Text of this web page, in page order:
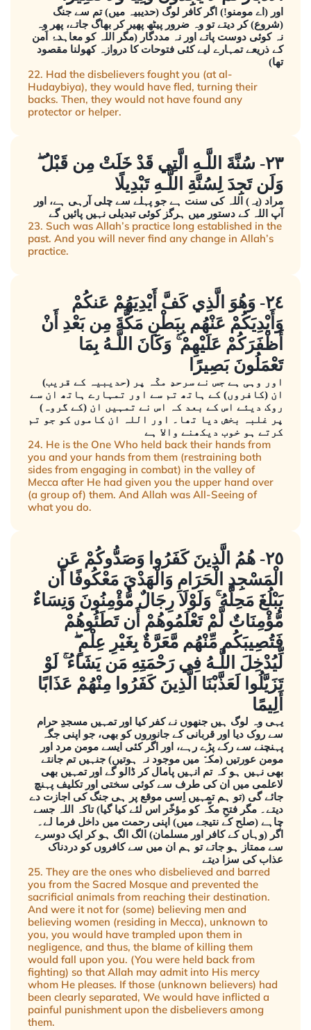
اور (اے مومنو!) اگر کافر لوگ (حدیبیہ میں) تم سے جنگ
(شروع) کر دیتے تو وہ ضرور پیٹھ پھیر کر بھاگ جاتے، پھر وہ
نہ کوئی دوست پاتے اور نہ مددگار (مگر اللہ کو معاہدۂ اَمن
کے ذریعے تمہارے لیے کئی فتوحات کا دروازہ کھولنا مقصود
تھا)
22. Had the disbelievers fought you (at al-
Hudaybiya), they would have fled, turning their
backs. Then, they would not have found any
protector or helper.
٢٣- سُنَّةَ اللَّـهِ الَّتِي قَدْ خَلَتْ مِن قَبْلُ ۖ
وَلَن تَجِدَ لِسُنَّةِ اللَّـهِ تَبْدِيلًا
مراد (یہ) اللہ کی سنت ہے جو پہلے سے چلی آرہی ہے، اور
آپ اللہ کے دستور میں ہرگز کوئی تبدیلی نہیں پائیں گے
23. Such was Allah’s practice long established in the
past. And you will never find any change in Allah’s
practice.
٢٤- وَهُوَ الَّذِي كَفَّ أَيْدِيَهُمْ عَنكُمْ
وَأَيْدِيَكُمْ عَنْهُم بِبَطْنِ مَكَّةَ مِن بَعْدِ أَنْ
أَظْفَرَكُمْ عَلَيْهِمْ ۚ وَكَانَ اللَّـهُ بِمَا
تَعْمَلُونَ بَصِيرًا
اور وہی ہے جس نے سرحدِ مکّہ پر (حدیبیہ کے قریب)
ان (کافروں) کے ہاتھ تم سے اور تمہارے ہاتھ ان سے
روک دیئے اس کے بعد کہ اس نے تمہیں ان (کے گروہ)
پر غلبہ بخش دیا تھا۔ اور اللہ ان کاموں کو جو تم
کرتے ہو خوب دیکھنے والا ہے
24. He is the One Who held back their hands from
you and your hands from them (restraining both
sides from engaging in combat) in the valley of
Mecca after He had given you the upper hand over
(a group of) them. And Allah was All-Seeing of
what you do.
٢٥- هُمُ الَّذِينَ كَفَرُوا وَصَدُّوكُمْ عَنِ
الْمَسْجِدِ الْحَرَامِ وَالْهَدْيَ مَعْكُوفًا أَن
يَبْلُغَ مَحِلَّهُ ۚ وَلَوْلَا رِجَالٌ مُّؤْمِنُونَ وَنِسَاءٌ
مُّؤْمِنَاتٌ لَّمْ تَعْلَمُوهُمْ أَن تَطَئُوهُمْ
فَتُصِيبَكُم مِّنْهُم مَّعَرَّةٌ بِغَيْرِ عِلْمٍ ۖ
لِّيُدْخِلَ اللَّـهُ فِي رَحْمَتِهِ مَن يَشَاءُ ۚ لَوْ
تَزَيَّلُوا لَعَذَّبْنَا الَّذِينَ كَفَرُوا مِنْهُمْ عَذَابًا
أَلِيمًا
یہی وہ لوگ ہیں جنھوں نے کفر کیا اور تمہیں مسجدِ حرام
سے روک دیا اور قربانی کے جانوروں کو بھی، جو اپنی جگہ
پہنچنے سے رکے پڑے رہے، اور اگر کئی ایسے مومن مرد اور
مومن عورتیں (مکہّ میں موجود نہ ہوتیں) جنہیں تم جانتے
بھی نہیں ہو کہ تم انہیں پامال کر ڈالو گے اور تمہیں بھی
لاعلمی میں ان کی طرف سے کوئی سختی اور تکلیف پہنچ
جائے گی (تو ہم تمہیں اِسی موقع پر ہی جنگ کی اجازت دے
دیتے۔ مگر فتحِ مکّہ کو مؤخّر اس لئے کیا گیا) تاکہ اللہ جسے
چاہے (صلح کے نتیجے میں) اپنی رحمت میں داخل فرما لے۔
اگر (وہاں کے کافر اور مسلمان) الگ الگ ہو کر ایک دوسرے
سے ممتاز ہو جاتے تو ہم ان میں سے کافروں کو دردناک
عذاب کی سزا دیتے
25. They are the ones who disbelieved and barred
you from the Sacred Mosque and prevented the
sacrificial animals from reaching their destination.
And were it not for (some) believing men and
believing women (residing in Mecca), unknown to
you, you would have trampled upon them in
negligence, and thus, the blame of killing them
would fall upon you. (You were held back from
fighting) so that Allah may admit into His mercy
whom He pleases. If those (unknown believers) had
been clearly separated, We would have inflicted a
painful punishment upon the disbelievers among
them.